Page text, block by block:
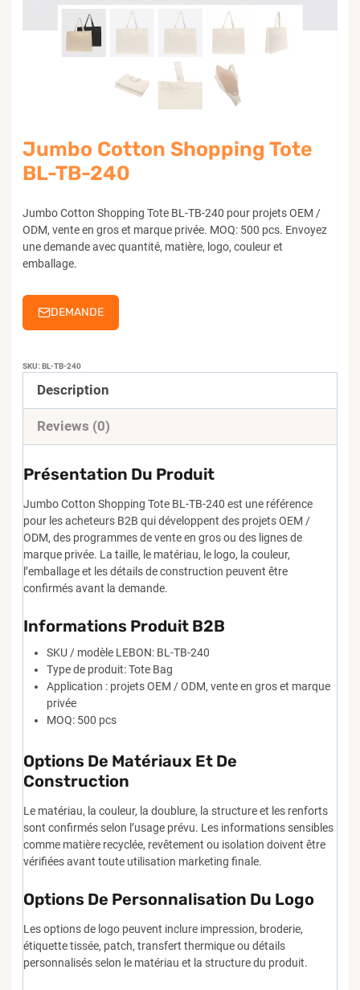
Jumbo Cotton Shopping Tote
BL-TB-240
Jumbo Cotton Shopping Tote BL-TB-240 pour projets OEM /
ODM, vente en gros et marque privée. MOQ: 500 pcs. Envoyez
une demande avec quantité, matière, logo, couleur et
emballage.
DEMANDE
SKU: BL-TB-240
Description
Reviews (0)
Présentation Du Produit
Jumbo Cotton Shopping Tote BL-TB-240 est une référence
pour les acheteurs B2B qui développent des projets OEM /
ODM, des programmes de vente en gros ou des lignes de
marque privée. La taille, le matériau, le logo, la couleur,
l’emballage et les détails de construction peuvent être
confirmés avant la demande.
Informations Produit B2B
SKU / modèle LEBON: BL-TB-240
Type de produit: Tote Bag
Application : projets OEM / ODM, vente en gros et marque
privée
MOQ: 500 pcs
Options De Matériaux Et De
Construction
Le matériau, la couleur, la doublure, la structure et les renforts
sont confirmés selon l’usage prévu. Les informations sensibles
comme matière recyclée, revêtement ou isolation doivent être
vérifiées avant toute utilisation marketing finale.
Options De Personnalisation Du Logo
Les options de logo peuvent inclure impression, broderie,
étiquette tissée, patch, transfert thermique ou détails
personnalisés selon le matériau et la structure du produit.